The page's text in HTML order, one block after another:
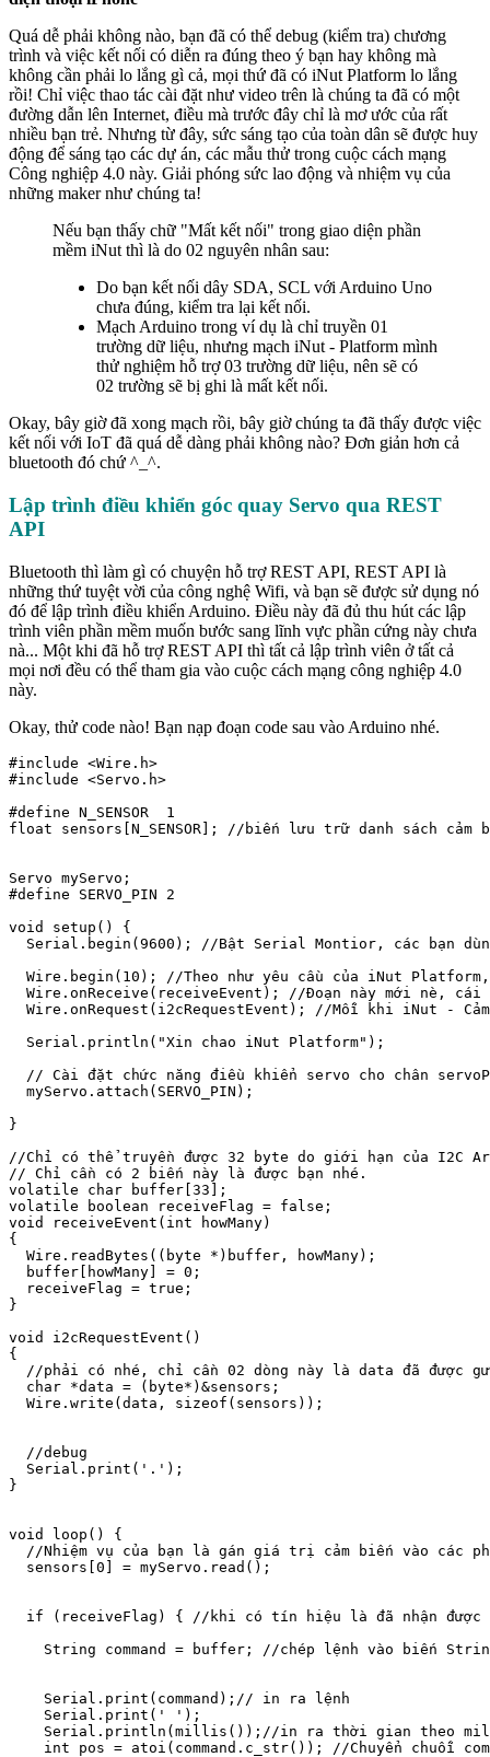
Quá dễ phải không nào, bạn đã có thể debug (kiểm tra) chương
trình và việc kết nối có diễn ra đúng theo ý bạn hay không mà
không cần phải lo lắng gì cả, mọi thứ đã có iNut Platform lo lắng
rồi! Chỉ việc thao tác cài đặt như video trên là chúng ta đã có một
đường dẫn lên Internet, điều mà trước đây chỉ là mơ ước của rất
nhiều bạn trẻ. Nhưng từ đây, sức sáng tạo của toàn dân sẽ được huy
động để sáng tạo các dự án, các mẫu thử trong cuộc cách mạng
Công nghiệp 4.0 này. Giải phóng sức lao động và nhiệm vụ của
những maker như chúng ta!
Nếu bạn thấy chữ "Mất kết nối" trong giao diện phần
mềm iNut thì là do 02 nguyên nhân sau:
Do bạn kết nối dây SDA, SCL với Arduino Uno
chưa đúng, kiểm tra lại kết nối.
Mạch Arduino trong ví dụ là chỉ truyền 01
trường dữ liệu, nhưng mạch iNut - Platform mình
thử nghiệm hỗ trợ 03 trường dữ liệu, nên sẽ có
02 trường sẽ bị ghi là mất kết nối.
Okay, bây giờ đã xong mạch rồi, bây giờ chúng ta đã thấy được việc
kết nối với IoT đã quá dễ dàng phải không nào? Đơn giản hơn cả
bluetooth đó chứ ^_^.
Lập trình điều khiển góc quay Servo qua REST
API
Bluetooth thì làm gì có chuyện hỗ trợ REST API, REST API là
những thứ tuyệt vời của công nghệ Wifi, và bạn sẽ được sử dụng nó
đó để lập trình điều khiển Arduino. Điều này đã đủ thu hút các lập
trình viên phần mềm muốn bước sang lĩnh vực phần cứng này chưa
nà... Một khi đã hỗ trợ REST API thì tất cả lập trình viên ở tất cả
mọi nơi đều có thể tham gia vào cuộc cách mạng công nghiệp 4.0
này.
Okay, thử code nào! Bạn nạp đoạn code sau vào Arduino nhé.
#include <Wire.h>
#include <Servo.h>
#define N_SENSOR  1
float sensors[N_SENSOR]; //biến lưu trữ danh sách cảm
Servo myServo;
#define SERVO_PIN 2
void setup() {
Serial.begin(9600); //Bật Serial Montior, các bạn
Wire.begin(10); //Theo như yêu cầu của iNut
Wire.onReceive(receiveEvent); //Đoạn này mới nè,
Wire.onRequest(i2cRequestEvent); //Mỗi khi iNut -
  Serial.println("Xin chao iNut Platform");
// Cài đặt chức năng điều khiển servo cho chân
  myServo.attach(SERVO_PIN);
}
//Chỉ có thể truyền được 32 byte do giới hạn của I2C
// Chỉ cần có 2 biến này là được bạn nhé.
volatile char buffer[33];
volatile boolean receiveFlag = false;
void receiveEvent(int howMany)
{
  Wire.readBytes((byte *)buffer, howMany);
  buffer[howMany] = 0;
  receiveFlag = true;
}
void i2cRequestEvent()
{
//phải có nhé, chỉ cần 02 dòng này là data đã được
  char *data = (byte*)&sensors;
  Wire.write(data, sizeof(sensors));
  //debug
  Serial.print('.');
}
void loop() {
//Nhiệm vụ của bạn là gán giá trị cảm biến vào các
  sensors[0] = myServo.read();
if (receiveFlag) { //khi có tín hiệu là đã nhận được
String command = buffer; //chép lệnh vào biến
    Serial.print(command);// in ra lệnh
    Serial.print(' ');
Serial.println(millis());//in ra thời gian theo
int pos = atoi(command.c_str()); //Chuyển chuỗi